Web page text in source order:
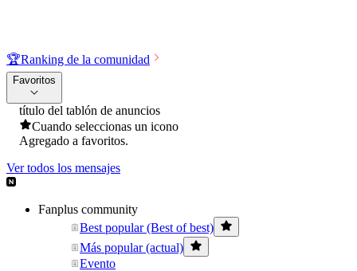
🏆Ranking de la comunidad
Favoritos
título del tablón de anuncios
Cuando seleccionas un icono
Agregado a favoritos.
Ver todos los mensajes
Fanplus community
Best popular (Best of best)
Más popular (actual)
Evento